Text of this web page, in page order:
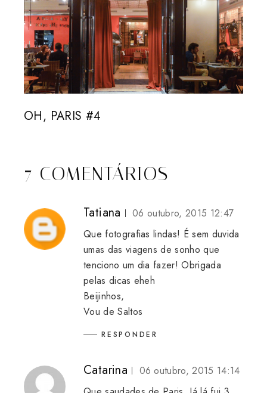
OH, PARIS #4
7 COMENTÁRIOS
Tatiana
06 outubro, 2015 12:47
Que fotografias lindas! É sem duvida
umas das viagens de sonho que
tenciono um dia fazer! Obrigada
pelas dicas eheh
Beijinhos,
Vou de Saltos
RESPONDER
Catarina
06 outubro, 2015 14:14